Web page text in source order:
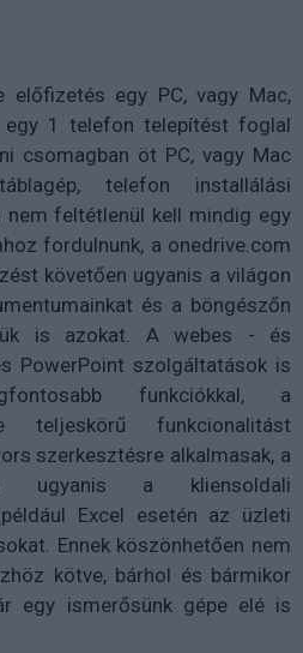
előfizetés egy PC, vagy Mac,
1 telefon telepítést foglal
csomagban öt PC, vagy Mac
telefon installálási
feltétlenül kell mindig egy
fordulnunk, a onedrive.com
követően ugyanis a világon
és a böngészőn
is azokat. A webes - és
PowerPoint szolgáltatások is
funkciókkal, a
teljeskörű funkcionalitást
szerkesztésre alkalmasak, a
ugyanis a kliensoldali
Excel esetén az üzleti
Ennek köszönhetően nem
kötve, bárhol és bármikor
egy ismerősünk gépe elé is